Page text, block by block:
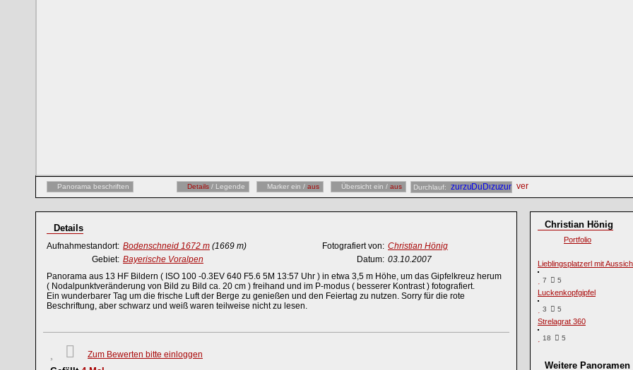
Panorama beschriften Details / Legende Marker ein / aus Übersicht ein / aus Durchlauf:
Details
Aufnahmestandort: Bodenschneid 1672 m (1669 m) Fotografiert von: Christian Hönig
Gebiet: Bayerische Voralpen Datum: 03.10.2007
Panorama aus 13 HF Bildern ( ISO 100 -0.3EV 640 F5.6 5M 13:57 Uhr ) in etwa 3,5 m Höhe, um das Gipfelkreuz herum
( Nodalpunktveränderung von Bild zu Bild ca. 20 cm ) freihand und im P-modus ( besserer Kontrast ) fotografiert.
Ein wunderbarer Tag um die frische Luft der Berge zu genießen und den Feiertag zu nutzen. Sorry für die rote
Beschriftung, aber schwarz und weiß waren teilweise nicht zu lesen.
Zum Bewerten bitte einloggen
Christian Hönig
Portfolio
Lieblingsplatzerl mit
7 5
Luckenkopfgipfel
3 5
Strelagrat 360
18 5
Weitere Panoramen